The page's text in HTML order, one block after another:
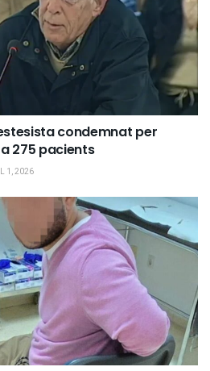
condemnat per
275 pacients
1, 2026